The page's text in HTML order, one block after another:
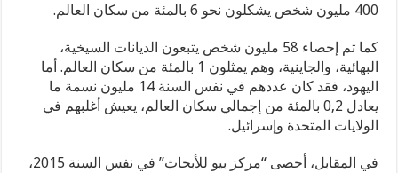
400 مليون شخص يشكلون نحو 6 بالمئة من سكان العالم.
كما تم إحصاء 58 مليون شخص يتبعون الديانات السيخية،
البهائية، والجاينية، وهم يمثلون 1 بالمئة من سكان العالم. أما
اليهود، فقد كان عددهم في نفس السنة 14 مليون نسمة ما
يعادل 0,2 بالمئة من إجمالي سكان العالم، يعيش أغلبهم في
الولايات المتحدة وإسرائيل.
في المقابل، أحصى “مركز بيو للأبحاث” في نفس السنة 2015،